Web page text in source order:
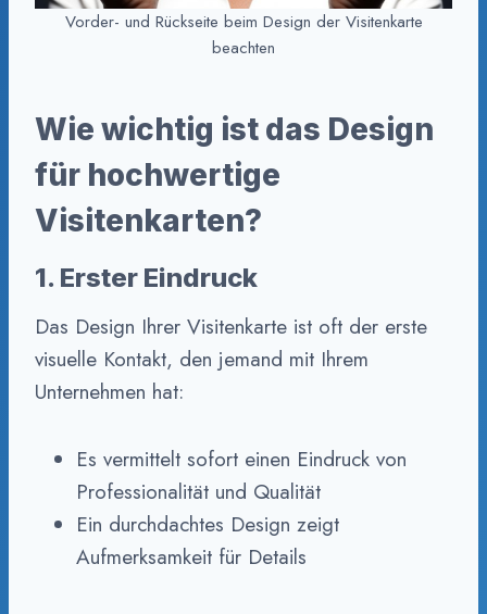
Vorder- und Rückseite beim Design der Visitenkarte
beachten
Wie wichtig ist das Design
für hochwertige
Visitenkarten?
1. Erster Eindruck
Das Design Ihrer Visitenkarte ist oft der erste
visuelle Kontakt, den jemand mit Ihrem
Unternehmen hat:
Es vermittelt sofort einen Eindruck von
Professionalität und Qualität
Ein durchdachtes Design zeigt
Aufmerksamkeit für Details